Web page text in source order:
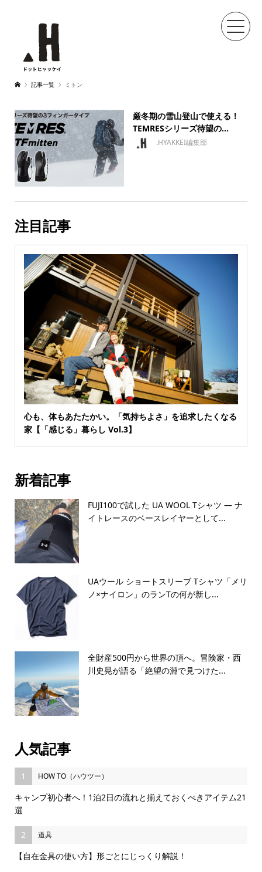
記事一覧 ミトン
厳冬期の雪山登山で使える！
TEMRESシリーズ待望の...
.HYAKKEI編集部
注目記事
心も、体もあたたかい。「気持ちよさ」を追求したくなる
家【「感じる」暮らし Vol.3】
新着記事
FUJI100で試した UA WOOL Tシャツ — ナ
イトレースのベースレイヤーとして...
UAウール ショートスリーブ Tシャツ「メリ
ノ×ナイロン」のランTの何が新し...
全財産500円から世界の頂へ。冒険家・西
川史晃が語る「絶望の淵で見つけた...
人気記事
1 HOW TO（ハウツー）
キャンプ初心者へ！1泊2日の流れと揃えておくべきアイテム21
選
2 道具
【自在金具の使い方】形ごとにじっくり解説！